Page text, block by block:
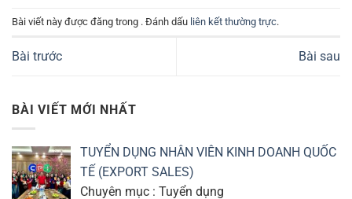
Bài viết này được đăng trong . Đánh dấu liên kết thường trực.
Bài trước Bài sau
BÀI VIẾT MỚI NHẤT
TUYỂN DỤNG NHÂN VIÊN KINH DOANH QUỐC
TẾ (EXPORT SALES)
Chuyên mục : Tuyển dụng